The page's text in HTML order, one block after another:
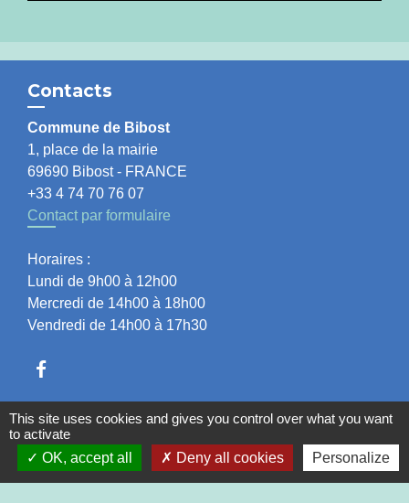
Contacts
Commune de Bibost
1, place de la mairie
69690 Bibost - FRANCE
+33 4 74 70 76 07
Contact par formulaire
Horaires :
Lundi de 9h00 à 12h00
Mercredi de 14h00 à 18h00
Vendredi de 14h00 à 17h30
Liens
Communauté de Communes du Pays de l'Arbresle
This site uses cookies and gives you control over what you want
to activate
OK, accept all
Deny all cookies Personalize